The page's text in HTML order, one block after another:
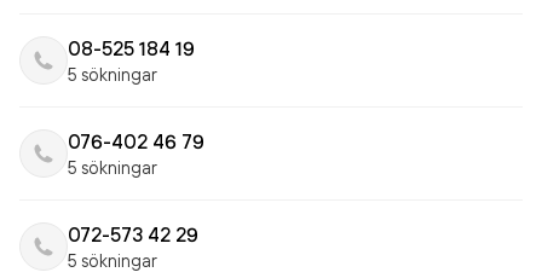
08-525 184 19
5 sökningar
076-402 46 79
5 sökningar
072-573 42 29
5 sökningar